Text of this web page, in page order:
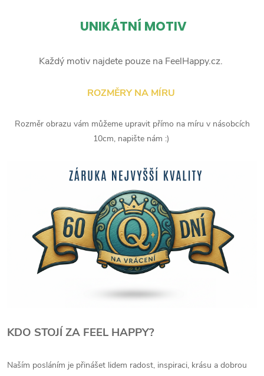
UNIKÁTNÍ MOTIV
Každý motiv najdete pouze na FeelHappy.cz.
ROZMĚRY NA MÍRU
Rozměr obrazu vám můžeme upravit přímo na míru v násobcích
10cm, napište nám :)
KDO STOJÍ ZA FEEL HAPPY?
Naším posláním je přinášet lidem radost, inspiraci, krásu a dobrou